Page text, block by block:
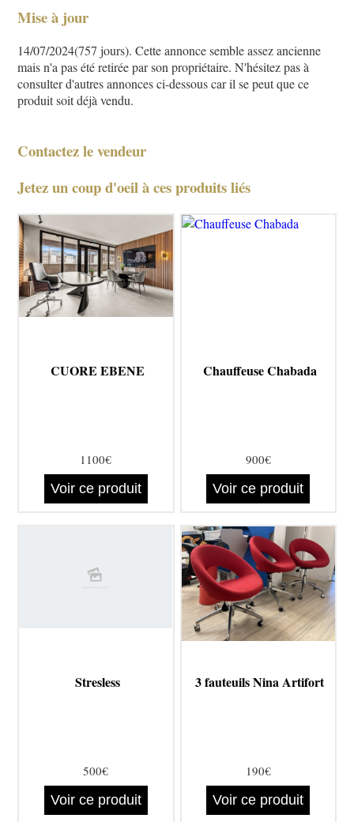
Mise à jour
14/07/2024(757 jours). Cette annonce semble assez ancienne
mais n'a pas été retirée par son propriétaire. N'hésitez pas à
consulter d'autres annonces ci-dessous car il se peut que ce
produit soit déjà vendu.
Contactez le vendeur
Jetez un coup d'oeil à ces produits liés
CUORE EBENE
1100€
Voir ce produit
Chauffeuse Chabada
900€
Voir ce produit
Stresless
500€
Voir ce produit
3 fauteuils Nina Artifort
190€
Voir ce produit